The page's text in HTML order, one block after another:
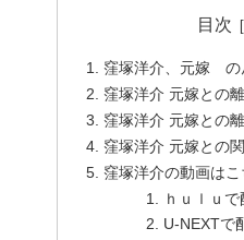
目次
窪塚洋介、元嫁
窪塚洋介 元嫁との
窪塚洋介 元嫁との
窪塚洋介 元嫁との
窪塚洋介の動画はこ
ｈｕｌｕ
U-NEXTで